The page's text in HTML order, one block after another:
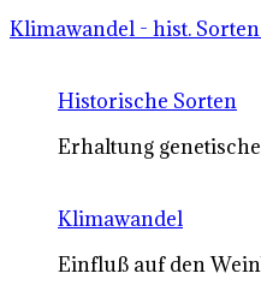
Klimawandel - hist.
Historische Sorten
Erhaltung
Klimawandel
Einfluß auf den